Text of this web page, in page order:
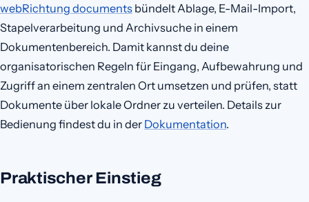
webRichtung documents bündelt Ablage, E-Mail-Import,
Stapelverarbeitung und Archivsuche in einem
Dokumentenbereich. Damit kannst du deine
organisatorischen Regeln für Eingang, Aufbewahrung und
Zugriff an einem zentralen Ort umsetzen und prüfen, statt
Dokumente über lokale Ordner zu verteilen. Details zur
Bedienung findest du in der Dokumentation.
Praktischer Einstieg